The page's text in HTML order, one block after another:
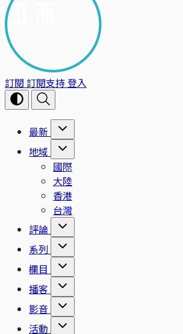
訂閱 訂閱支持登入
最新
地域
國際
大陸
香港
台灣
評論
系列
欄目
播客
影音
活動